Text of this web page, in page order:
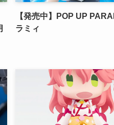
【発売中】POP UP
ラミィ